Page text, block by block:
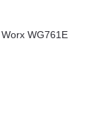
WG761E